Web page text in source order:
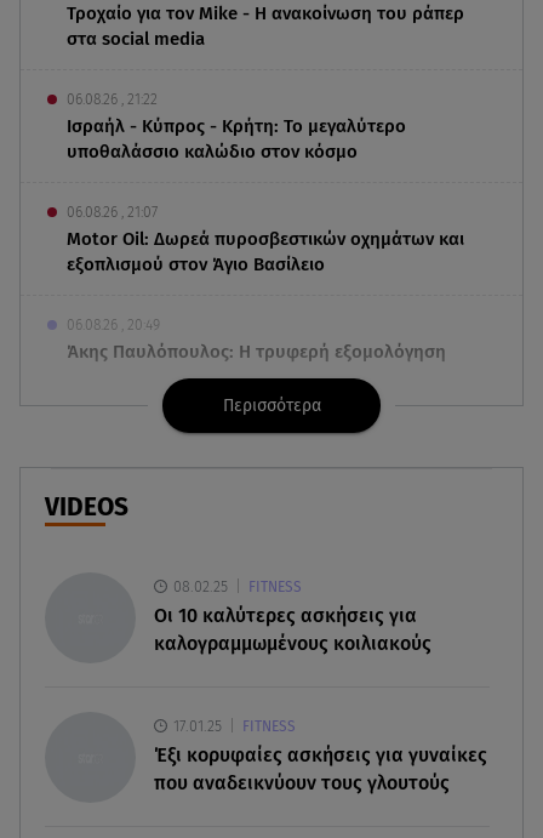
Τροχαίο για τον Mike - Η ανακοίνωση του ράπερ
στα social media
06.08.26 , 21:22
Ισραήλ - Κύπρος - Κρήτη: Το μεγαλύτερο
υποθαλάσσιο καλώδιο στον κόσμο
06.08.26 , 21:07
Motor Oil: Δωρεά πυροσβεστικών οχημάτων και
εξοπλισμού στον Άγιο Βασίλειο
06.08.26 , 20:49
Άκης Παυλόπουλος: Η τρυφερή εξομολόγηση
της συζύγου του, Ελένης Φωτοπούλου
Πώς επικοινωνούν τα ελικόπτερα στη φωτιά και
Αθηνά Οικονομάκου από την Μπόρα Μπόρα:
«Έσκασε όλη η κούραση του χειμώνα»
από δύσβατο φαράγγι
06.08.26 , 19:44
Περισσότερα
VIDEOS
08.02.25 FITNESS
Oι 10 καλύτερες ασκήσεις για
καλογραμμωμένους κοιλιακούς
17.01.25 FITNESS
Έξι κορυφαίες ασκήσεις για γυναίκες
που αναδεικνύουν τους γλουτούς